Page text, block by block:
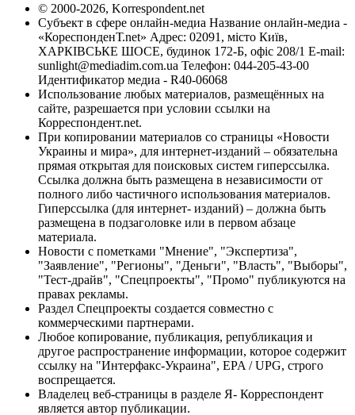
© 2000-2026, Korrespondent.net
Субъект в сфере онлайн-медиа Название онлайн-медиа -
«КореспонденТ.net» Адрес: 02091, місто Київ,
ХАРКІВСЬКЕ ШОСЕ, будинок 172-Б, офіс 208/1 E-mail:
sunlight@mediadim.com.ua Телефон: 044-205-43-00
Идентификатор медиа - R40-06068
Использование любых материалов, размещённых на
сайте, разрешается при условии ссылки на
Корреспондент.net.
При копировании материалов со страницы «Новости
Украины и мира», для интернет-изданий – обязательна
прямая открытая для поисковых систем гиперссылка.
Ссылка должна быть размещена в независимости от
полного либо частичного использования материалов.
Гиперссылка (для интернет- изданий) – должна быть
размещена в подзаголовке или в первом абзаце
материала.
Новости с пометками "Мнение", "Экспертиза",
"Заявление", "Регионы", "Деньги", "Власть", "Выборы",
"Тест-драйв", "Спецпроекты", "Промо" публикуются на
правах рекламы.
Раздел Спецпроекты создается совместно с
коммерческими партнерами.
Любое копирование, публикация, републикация и
другое распространение информации, которое содержит
ссылку на "Интерфакс-Украина", EPA / UPG, строго
воспрещается.
Владелец веб-страницы в разделе Я- Корреспондент
является автор публикации.